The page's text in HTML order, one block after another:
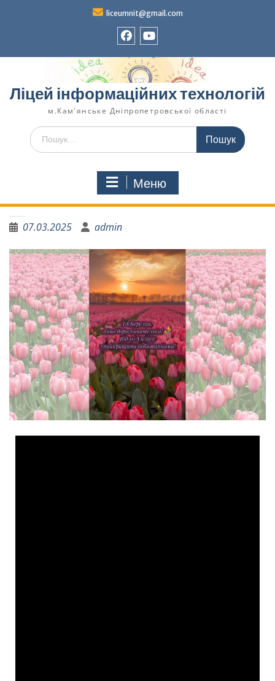
liceumnit@gmail.com
Ліцей інформаційних технологій
м.Кам'янське Дніпропетровської області
Меню
07.03.2025 admin